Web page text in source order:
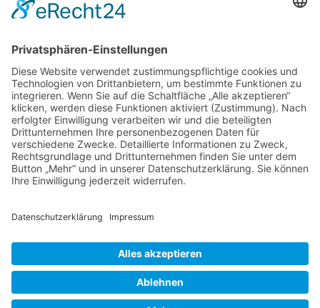
Der Betreiber erteilt dir auf Anfrage Auskunft,
Du kannst jederzeit die Löschung bzw. Sperrung
deiner Daten verlangen. Kontaktiere hierzu bitte
den Betreiber.
Foren-Übersicht Alle Zeiten sindUTC+02:00